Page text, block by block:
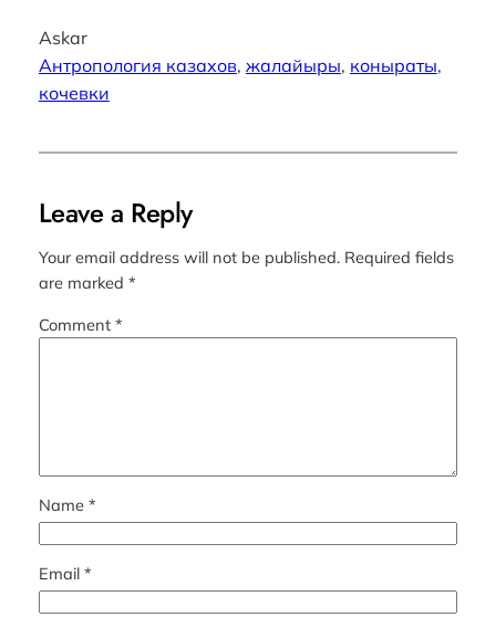
Askar
Антропология казахов, жалайыры, коныраты
кочевки
Leave a Reply
Your email address will not be published. Required fields
are marked *
Comment *
Name *
Email *